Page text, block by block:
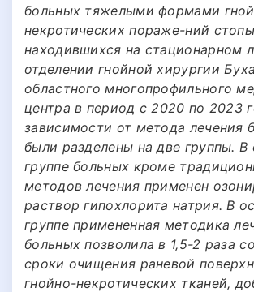
больных тяжелыми формами
некротических пораже-ний
находившихся на стационарном
отделении гнойной хирургии
областного многопрофильного
центра в период с 2020 по 2023
зависимости от метода лечения
были разделены на две группы. В
группе больных кроме
методов лечения применен
раствор гипохлорита натрия. В
группе примененная методика
больных позволила в 1,5-2 раза
сроки очищения раневой
гнойно-некротических тканей,